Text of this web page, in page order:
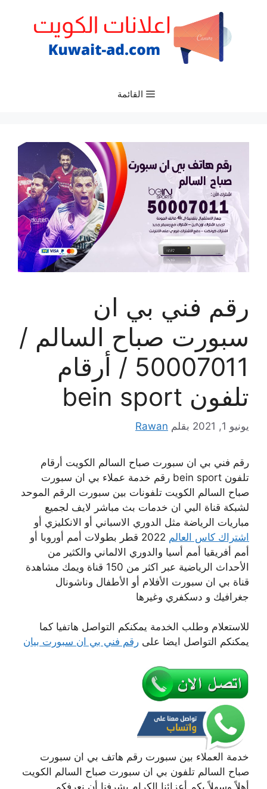
القائمة
رقم فني بي ان
سبورت صباح السالم /
50007011 / أرقام
تلفون bein sport
يونيو 1, 2021 بقلم Rawan
رقم فني بي ان سبورت صباح السالم الكويت أرقام
تلفون bein sport رقم خدمة عملاء بي ان سبورت
صباح السالم الكويت تلفونات بين سبورت الرقم الموحد
لشبكة قناة البي ان خدمات بث مباشر لايف لجميع
مباريات الرياضة مثل الدوري الاسباني أو الانكليزي أو
اشتراك كاس العالم
2022 قطر بطولات أمم أوروبا أو
أمم أفريقيا أمم أسيا والدوري الالماني والكثير من
الأحداث الرياضية عبر اكثر من 150 قناة ويمك مشاهدة
قناة بي ان سبورت الأفلام أو الأطفال وناشونال
جغرافيك و دسكفري وغيرها
للاستعلام وطلب الخدمة يمكنكم التواصل هاتفيا كما
يمكنكم التواصل ايضا على رقم فني بي ان سبورت بيان
خدمة العملاء بين سبورت رقم هاتف بي ان سبورت
صباح السالم تلفون بي ان سبورت صباح السالم الكويت